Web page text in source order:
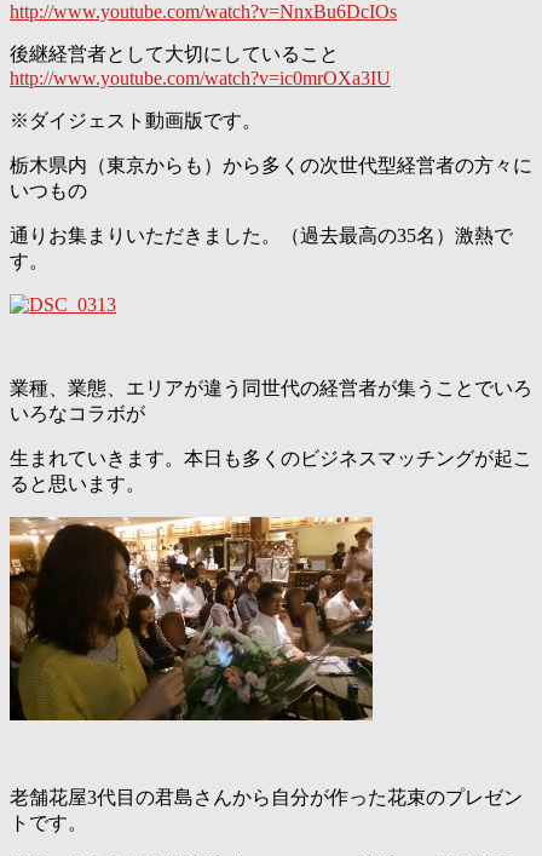
http://www.youtube.com/watch?v=NnxBu6DcIOs
後継経営者として大切にしていること
http://www.youtube.com/watch?v=ic0mrOXa3IU
※ダイジェスト動画版です。
栃木県内（東京からも）から多くの次世代型経営者の方々に
いつもの
通りお集まりいただきました。（過去最高の35名）激熱で
す。
業種、業態、エリアが違う同世代の経営者が集うことでいろ
いろなコラボが
生まれていきます。本日も多くのビジネスマッチングが起こ
ると思います。
老舗花屋3代目の君島さんから自分が作った花束のプレゼン
トです。